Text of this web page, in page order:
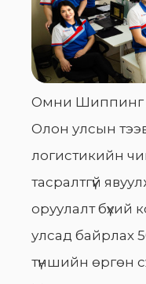
Омни Шиппинг
Олон улсын
логистикийн
тасралтгүй
оруулалт
улсад байрлах
түншийн өргөн